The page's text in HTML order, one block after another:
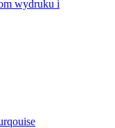
wydruku i